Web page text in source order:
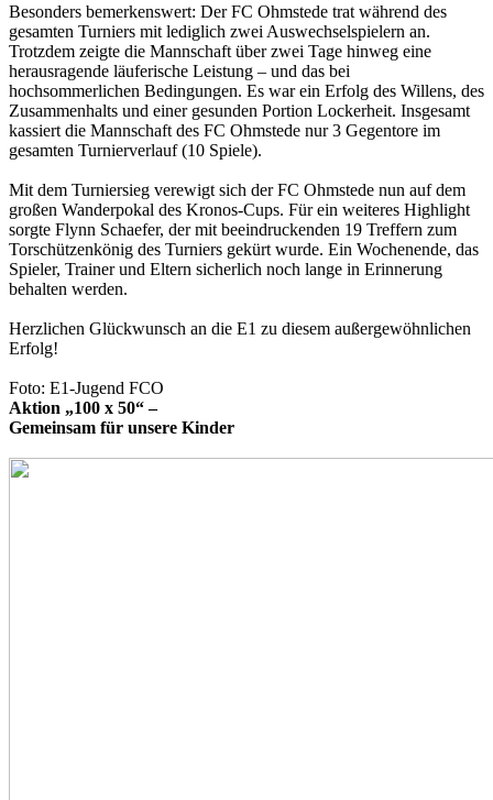
Besonders bemerkenswert: Der FC Ohmstede trat während des
gesamten Turniers mit lediglich zwei Auswechselspielern an.
Trotzdem zeigte die Mannschaft über zwei Tage hinweg eine
herausragende läuferische Leistung – und das bei
hochsommerlichen Bedingungen. Es war ein Erfolg des Willens, des
Zusammenhalts und einer gesunden Portion Lockerheit. Insgesamt
kassiert die Mannschaft des FC Ohmstede nur 3 Gegentore im
gesamten Turnierverlauf (10 Spiele).
Mit dem Turniersieg verewigt sich der FC Ohmstede nun auf dem
großen Wanderpokal des Kronos-Cups. Für ein weiteres Highlight
sorgte Flynn Schaefer, der mit beeindruckenden 19 Treffern zum
Torschützenkönig des Turniers gekürt wurde. Ein Wochenende, das
Spieler, Trainer und Eltern sicherlich noch lange in Erinnerung
behalten werden.
Herzlichen Glückwunsch an die E1 zu diesem außergewöhnlichen
Erfolg!
Foto: E1-Jugend FCO
Aktion „100 x 50“ –
Gemeinsam für unsere Kinder